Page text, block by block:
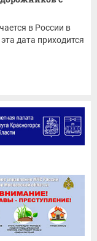
в России в
дата приходится